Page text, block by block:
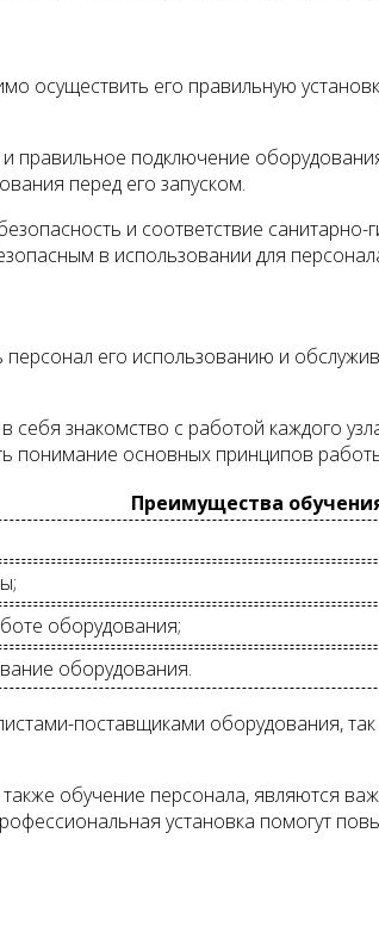
осуществить его правильную
правильное подключение
перед его запуском.
и соответствие
в использовании для
его использованию и
знакомство с работой каждого
понимание основных принципов
Преимущества
оборудования;
оборудования.
поставщиками оборудования,
обучение персонала, являются
установка помогут